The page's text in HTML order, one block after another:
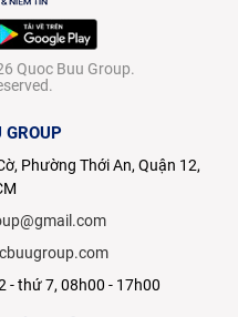
Quoc Buu Group.
GROUP
Phường Thới An, Quận 12,
- thứ 7, 08h00 - 17h00